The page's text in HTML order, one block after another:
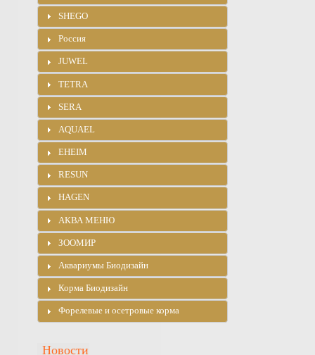
SHEGO
Россия
JUWEL
TETRA
SERA
AQUAEL
EHEIM
RESUN
HAGEN
АКВА МЕНЮ
ЗООМИР
Аквариумы Биодизайн
Корма Биодизайн
Форелевые и осетровые корма
Новости